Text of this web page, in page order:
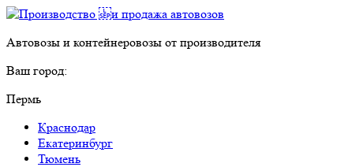
Автовозы и контейнеровозы от производителя
Ваш город:
Пермь
Краснодар
Екатеринбург
Тюмень